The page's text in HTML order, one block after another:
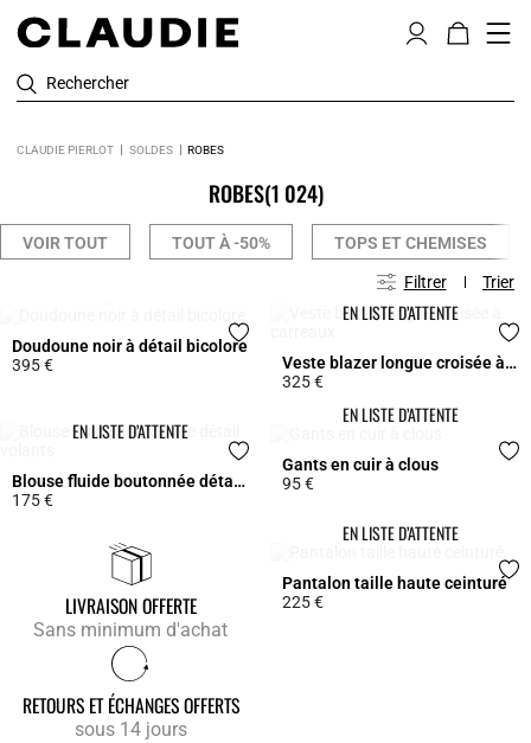
Rechercher
CLAUDIE PIERLOT SOLDES ROBES
ROBES(1 024)
VOIR TOUT TOUT À -50% TOPS ET CHEMISES
Filtrer Trier
Doudoune noir à détail bicolore
395 €
EN LISTE D’ATTENTE
Veste blazer longue croisée à carreaux
325 €
EN LISTE D’ATTENTE
Blouse fluide boutonnée détail volants
175 €
EN LISTE D’ATTENTE
Gants en cuir à clous
95 €
LIVRAISON OFFERTE
Sans minimum d'achat
RETOURS ET ÉCHANGES OFFERTS
sous 14 jours
EN LISTE D’ATTENTE
Pantalon taille haute ceinturé
225 €